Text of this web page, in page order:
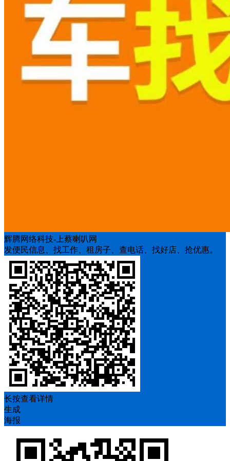
辉腾网络科技-上蔡喇叭网
发便民信息、找工作、租房子、查电话、找好店、抢优惠。
长按查看详情
生成
海报